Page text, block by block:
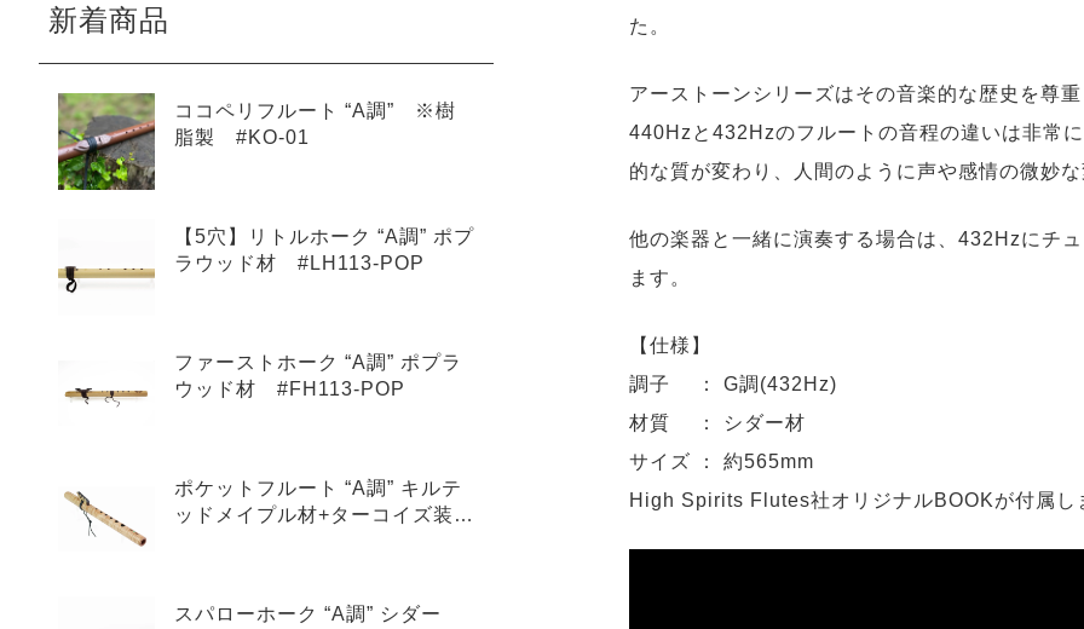
た。
アーストーンシリーズはその音楽的な歴史を尊
440Hzと432Hzのフルートの音程の違いは非常
的な質が変わり、人間のように声や感情の微妙
他の楽器と一緒に演奏する場合は、432Hzにチ
ます。
【仕様】
調子 ： G調(432Hz)
材質 ： シダー材
サイズ ： 約565mm
High Spirits Flutes社オリジナルBOOKが付属し
新着商品
ココペリフルート “A調” ※樹
脂製 #KO-01
【5穴】リトルホーク “A調” ポプ
ラウッド材 #LH113-POP
ファーストホーク “A調” ポプラ
ウッド材 #FH113-POP
ポケットフルート “A調” キルテ
ッドメイプル材+ターコイズ装
スパローホーク “A調” シダー